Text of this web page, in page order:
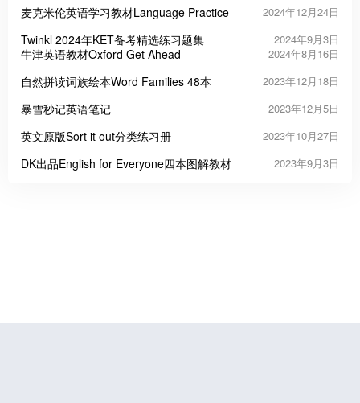
麦克米伦英语学习教材Language Practice 2024年12月24日
Twinkl 2024年KET备考精选练习题集 2024年9月3日
牛津英语教材Oxford Get Ahead 2024年8月16日
自然拼读词族绘本Word Families 48本 2023年12月18日
暴雪秒记英语笔记 2023年12月5日
英文原版Sort it out分类练习册 2023年10月27日
DK出品English for Everyone四本图解教材 2023年9月3日